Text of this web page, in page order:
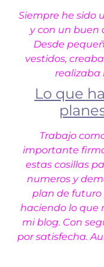
Siempre he sido
y con un buen
Desde
vestidos,
realizaba
Lo que
Trabajo
importante
estas cosillas
numeros y
plan de futuro
haciendo lo que
mi blog. Con
por satisfecha.